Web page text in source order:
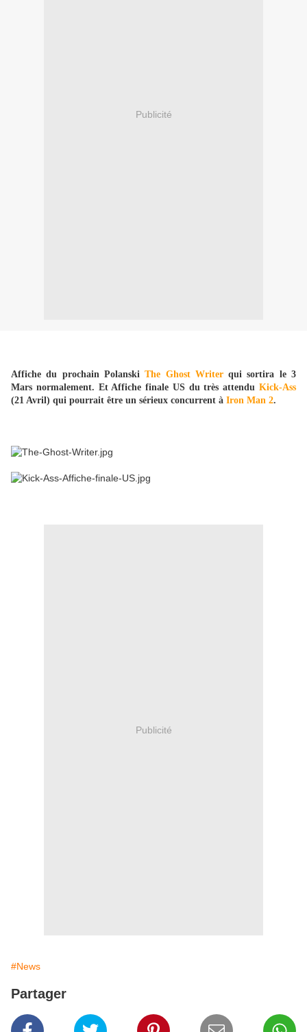
Publicité
Affiche du prochain PolanskiThe Ghost Writerqui sortira le 3
Mars normalement. Et Affiche finale US du très attendu Kick-Ass
(21 Avril) qui pourrait être un sérieux concurrent à Iron Man 2.
Publicité
#News
Partager